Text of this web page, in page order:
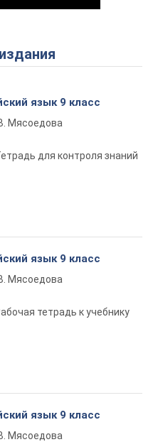
Video
язык 9 класс
Мясоедова
для контроля знаний
язык 9 класс
Мясоедова
тетрадь к учебнику
язык 9 класс
Мясоедова